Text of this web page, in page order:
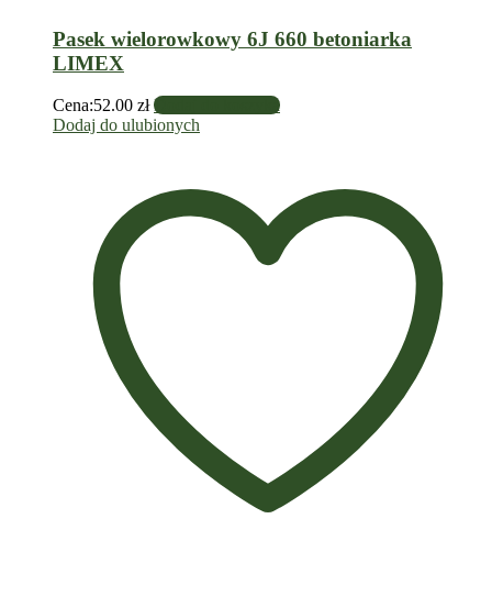
Pasek wielorowkowy 6J 660 betoniarka
LIMEX
Cena:52.00 zł Dodaj do koszyka
Dodaj do ulubionych